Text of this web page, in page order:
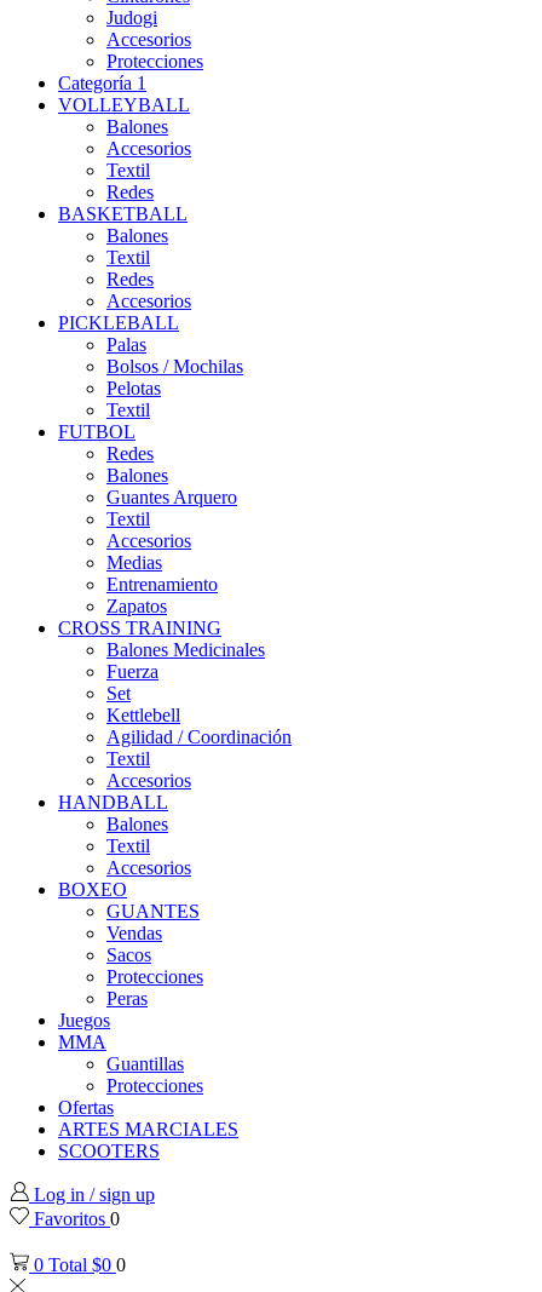
Judogi
Accesorios
Protecciones
Categoría 1
VOLLEYBALL
Balones
Accesorios
Textil
Redes
BASKETBALL
Balones
Textil
Redes
Accesorios
PICKLEBALL
Palas
Bolsos / Mochilas
Pelotas
Textil
FUTBOL
Redes
Balones
Guantes Arquero
Textil
Accesorios
Medias
Entrenamiento
Zapatos
CROSS TRAINING
Balones Medicinales
Fuerza
Set
Kettlebell
Agilidad / Coordinación
Textil
Accesorios
HANDBALL
Balones
Textil
Accesorios
BOXEO
GUANTES
Vendas
Sacos
Protecciones
Peras
Juegos
MMA
Guantillas
Protecciones
Ofertas
ARTES MARCIALES
SCOOTERS
Log in / sign up
Favoritos 0
0 Total $0 0